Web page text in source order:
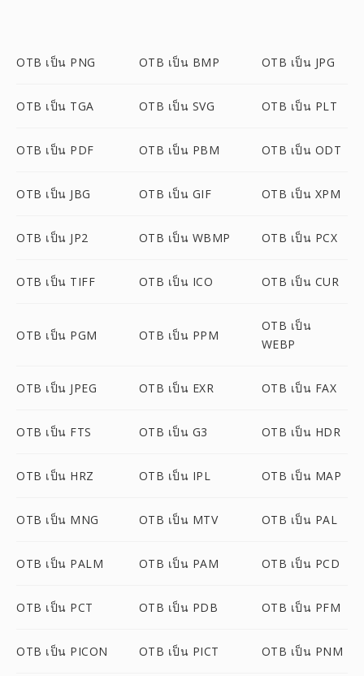
OTB เป็น PNG OTB เป็น BMP OTB เป็น JPG
OTB เป็น TGA OTB เป็น SVG OTB เป็น PLT
OTB เป็น PDF OTB เป็น PBM OTB เป็น ODT
OTB เป็น JBG OTB เป็น GIF OTB เป็น XPM
OTB เป็น JP2 OTB เป็น WBMP OTB เป็น PCX
OTB เป็น TIFF OTB เป็น ICO OTB เป็น CUR
OTB เป็น PGM OTB เป็น PPM
OTB เป็น
WEBP
OTB เป็น JPEG OTB เป็น EXR OTB เป็น FAX
OTB เป็น FTS OTB เป็น G3 OTB เป็น HDR
OTB เป็น HRZ OTB เป็น IPL OTB เป็น MAP
OTB เป็น MNG OTB เป็น MTV OTB เป็น PAL
OTB เป็น PALM OTB เป็น PAM OTB เป็น PCD
OTB เป็น PCT OTB เป็น PDB OTB เป็น PFM
OTB เป็น PICON OTB เป็น PICT OTB เป็น PNM